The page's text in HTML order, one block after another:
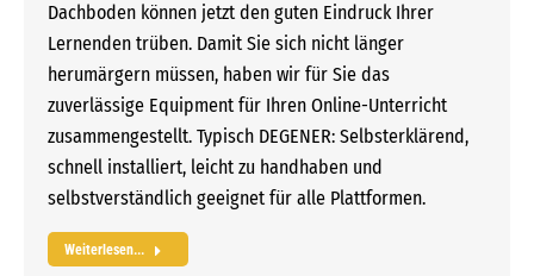
Dachboden können jetzt den guten Eindruck Ihrer
Lernenden trüben. Damit Sie sich nicht länger
herumärgern müssen, haben wir für Sie das
zuverlässige Equipment für Ihren Online-Unterricht
zusammengestellt. Typisch DEGENER: Selbsterklärend,
schnell installiert, leicht zu handhaben und
selbstverständlich geeignet für alle Plattformen.
Weiterlesen...